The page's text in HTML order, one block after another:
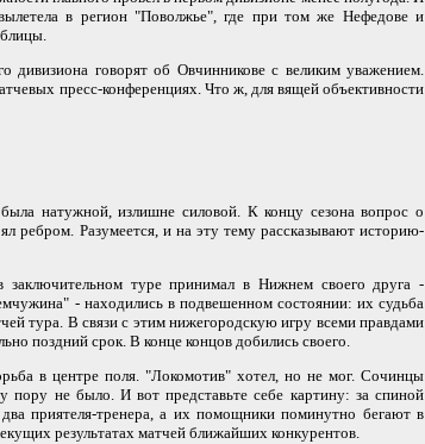
в регион "Поволжье", где при том же Нефедове и
говорят об Овчинникове с великим уважением.
пресс-конференциях. Что ж, для вящей объективности
натужной, излишне силовой. К концу сезона вопрос о
ребром. Разумеется, и на эту тему рассказывают историю-
туре принимал в Нижнем своего друга -
- находились в подвешенном состоянии: их судьба
тура. В связи с этим нижегородскую игру всеми правдами
поздний срок. В конце концов добились своего.
в центре поля. "Локомотив" хотел, но не мог. Сочинцы
пору не было. И вот представьте себе картину: за спиной
приятеля-тренера, а их помощники поминутно бегают в
результатах матчей ближайших конкурентов.